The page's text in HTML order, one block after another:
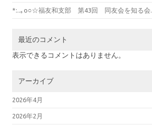
*:..｡o○☆福友和支部 第43回 同友会を知る会
最近のコメント
表示できるコメントはありません。
アーカイブ
2026年4月
2026年2月